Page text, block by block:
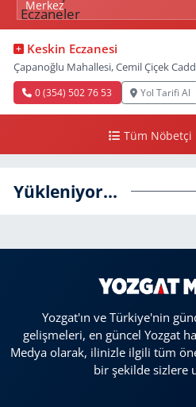
Keskin Eczanesi
Çapanoğlu Mahallesi, Cemil Çiçek
0 (354) 502 76 53 Yol Tarifi Al
Tüm Nöbetçi
Yükleniyor...
Yozgat'ın ve Türkiye'nin
gelişmeleri, en güncel Yozgat
Medya olarak, ilinizle ilgili tüm
bir şekilde sizlere